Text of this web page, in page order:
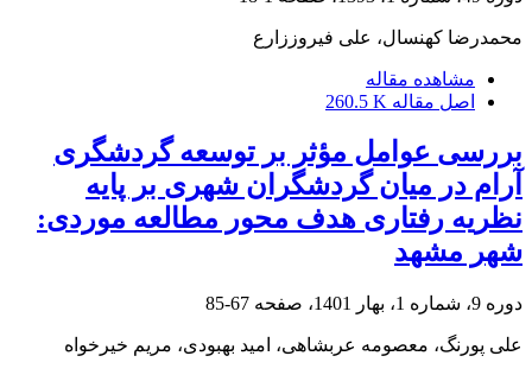
محمدرضا کهنسال، علی فیروززارع
مشاهده مقاله
اصل مقاله 260.5 K
بررسی عوامل مؤثر بر توسعه گردشگری
آرام در میان گردشگران شهری بر پایه
نظریه رفتاری هدف محور مطالعه موردی:
شهر مشهد
دوره 9، شماره 1، بهار 1401، صفحه 67-85
علی پورنگ، معصومه عربشاهی، امید بهبودی، مریم خیرخواه